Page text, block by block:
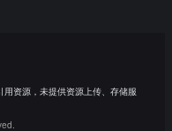
资源，未提供资源上传、存储服